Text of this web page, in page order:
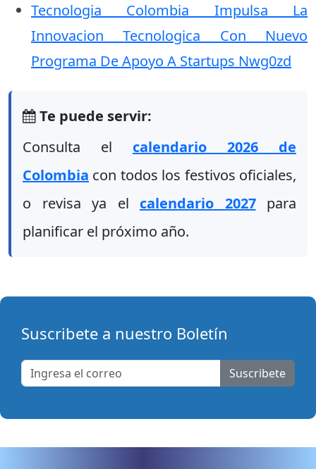
Tecnologia Colombia Impulsa La
Innovacion Tecnologica Con Nuevo
Programa De Apoyo A Startups Nwg0zd
Te puede servir:
Consulta el calendario 2026 de
Colombia con todos los festivos oficiales,
o revisa ya el calendario 2027para
planificar el próximo año.
Suscribete a nuestro Boletín
Suscribete